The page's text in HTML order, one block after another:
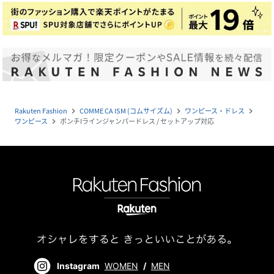
Rakuten Fashion navigate_next COMME CA ISM (コムサイズム) navigate_next ワンピース・ドレス navigate_next
ワンピース navigate_next ポンチIラインジャンパードレス / セットアップ対応
Instagram WOMEN / MEN